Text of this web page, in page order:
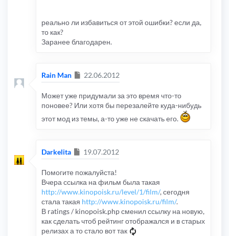
реально ли избавиться от этой ошибки? если да,
то как?
Заранее благодарен.
Rain Man Сообщение
22.06.2012
Может уже придумали за это время что-то
поновее? Или хотя бы перезалейте куда-нибудь
этот мод из темы, а-то уже не скачать его.
Darkelita Сообщение
19.07.2012
Помогите пожалуйста!
Вчера ссылка на фильм была такая
http://www.kinopoisk.ru/level/1/film/, сегодня
стала такая http://www.kinopoisk.ru/film/.
В ratings / kinopoisk.php сменил ссылку на новую,
как сделать чтоб рейтинг отображался и в старых
релизах а то стало вот так